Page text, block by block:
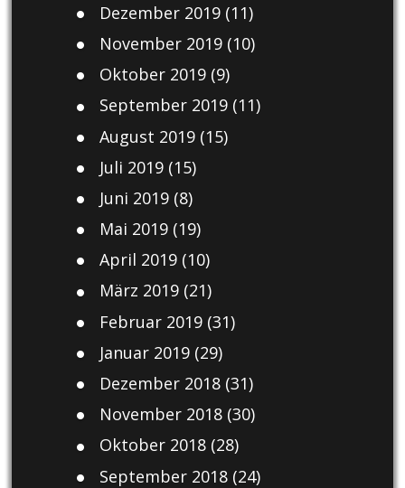
Dezember 2019(11)
November 2019(10)
Oktober 2019(9)
September 2019(11)
August 2019(15)
Juli 2019(15)
Juni 2019(8)
Mai 2019(19)
April 2019(10)
März 2019(21)
Februar 2019(31)
Januar 2019(29)
Dezember 2018(31)
November 2018(30)
Oktober 2018(28)
September 2018(24)